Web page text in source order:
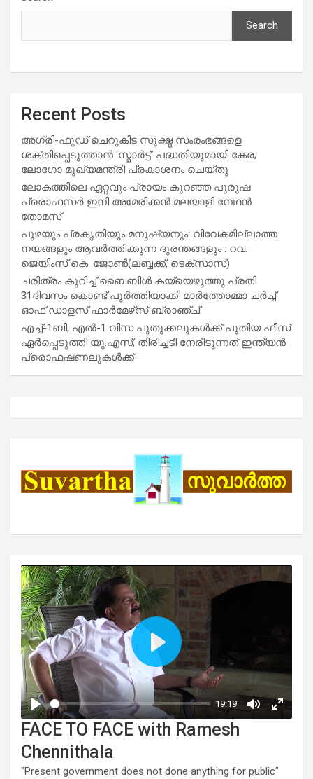
Search
Recent Posts
അഗ്രി-ഫുഡ് ചെറുകിട സൂക്ഷ്മ സംരംഭങ്ങളെ
ശക്തിപ്പെടുത്താന്‍ ‘സ്മാര്‍ട്ട്’ പദ്ധതിയുമായി കേര;
ലോഗോ മുഖ്യമന്ത്രി പ്രകാശനം ചെയ്തു
ലോകത്തിലെ ഏറ്റവും പ്രായം കുറഞ്ഞ പുരുഷ
പ്രൊഫസർ ഇനി അമേരിക്കൻ മലയാളി നേഥൻ
തോമസ്
പുഴയും പ്രകൃതിയും മനുഷ്യനും: വിവേകമില്ലാത്ത
നയങ്ങളും ആവർത്തിക്കുന്ന ദുരന്തങ്ങളും : റവ.
ജെയിംസ് കെ. ജോൺ(ലബ്ബക്ക്, ടെക്സാസ്)
ചരിത്രം കുറിച്ച് ബൈബിൾ കയ്യെഴുത്തു പ്രതി
31ദിവസം കൊണ്ട് പൂർത്തിയാക്കി മാർത്തോമ്മാ ചർച്ച്
ഓഫ് ഡാളസ് ഫാർമേഴ്‌സ് ബ്രാഞ്ച്
എച്ച്-1ബി, എൽ-1 വിസ പുതുക്കലുകൾക്ക് പുതിയ ഫീസ്
ഏർപ്പെടുത്തി യു.എസ്; തിരിച്ചടി നേരിടുന്നത് ഇന്ത്യൻ
പ്രൊഫഷണലുകൾക്ക്
FACE TO FACE with Ramesh
Chennithala
"Present government does not done anything for public"